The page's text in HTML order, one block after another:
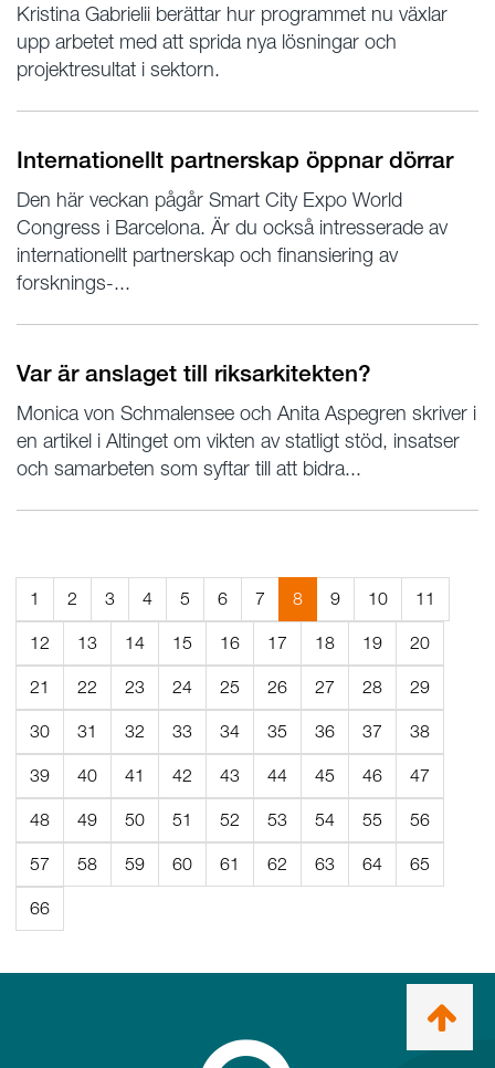
Kristina Gabrielii berättar hur programmet nu växlar
upp arbetet med att sprida nya lösningar och
projektresultat i sektorn.
Internationellt partnerskap öppnar dörrar
Den här veckan pågår Smart City Expo World
Congress i Barcelona. Är du också intresserade av
internationellt partnerskap och finansiering av
forsknings-...
Var är anslaget till riksarkitekten?
Monica von Schmalensee och Anita Aspegren skriver i
en artikel i Altinget om vikten av statligt stöd, insatser
och samarbeten som syftar till att bidra...
1 2 3 4 5 6 7 8(Aktuell
sida)
9 10 11
12 13 14 15 16 17 18 19 20
21 22 23 24 25 26 27 28 29
30 31 32 33 34 35 36 37 38
39 40 41 42 43 44 45 46 47
48 49 50 51 52 53 54 55 56
57 58 59 60 61 62 63 64 65
66
mig